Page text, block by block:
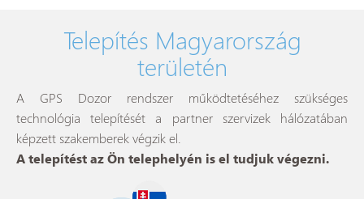
Telepítés Magyarország
területén
A GPS Dozor rendszer működtetéséhez szükséges
technológia telepítését a partner szervizek hálózatában
képzett szakemberek végzik el.
A telepítést az Ön telephelyén is el tudjuk végezni.